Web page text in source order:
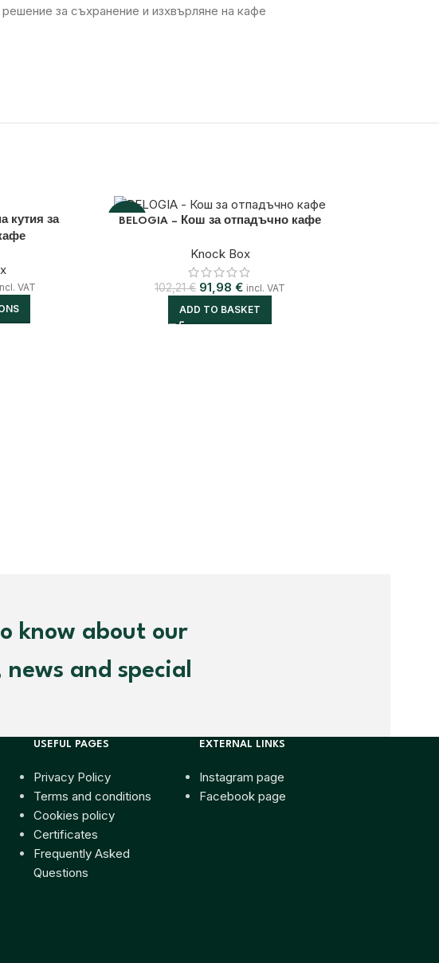
за съхранение и изхвърляне на кафе
кутия за
VAT
-10%
BELOGIA – Кош за отпадъчно кафе
Knock Box
102,21€ 91,98€ incl. VAT
ADD TO BASKET
know about our
and special
USEFUL PAGES
Privacy Policy
Terms and conditions
Cookies policy
Certificates
Frequently Asked
Questions
EXTERNAL LINKS
Instagram page
Facebook page